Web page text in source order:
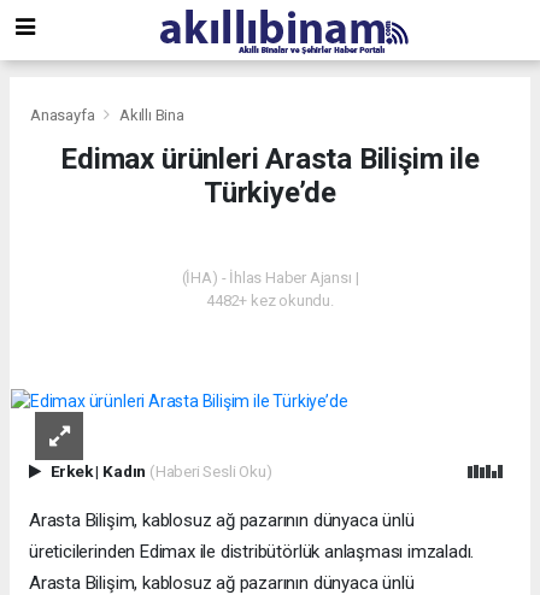
Anasayfa Akıllı Bina
Edimax ürünleri Arasta Bilişim ile
Türkiye’de
(İHA) - İhlas Haber Ajansı |
4482+ kez okundu.
Erkek| Kadın (Haberi Sesli Oku)
Arasta Bilişim, kablosuz ağ pazarının dünyaca ünlü
üreticilerinden Edimax ile distribütörlük anlaşması imzaladı.
Arasta Bilişim, kablosuz ağ pazarının dünyaca ünlü